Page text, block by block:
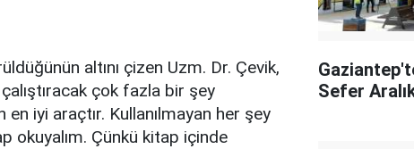
altını çizen Uzm. Dr. Çevik,
çok fazla bir şey
iyi araçtır. Kullanılmayan her şey
okuyalım. Çünkü kitap içinde
Sefer